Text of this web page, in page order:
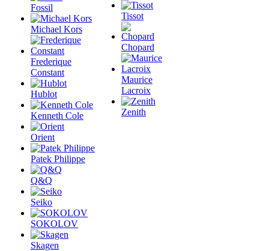
Fossil
Michael Kors
Frederique
Constant
Hublot
Kenneth Cole
Orient
Patek Philippe
Q&Q
Seiko
SOKOLOV
Skagen
Tissot
Chopard
Maurice
Lacroix
Zenith